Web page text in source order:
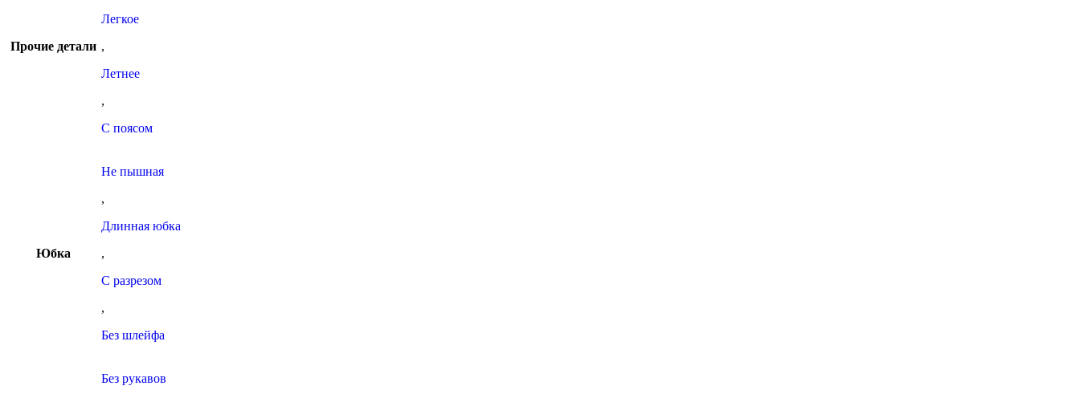
Прочие детали
Легкое
,
Летнее
,
С поясом
Юбка
Не пышная
,
Длинная юбка
,
С разрезом
,
Без шлейфа
Без рукавов